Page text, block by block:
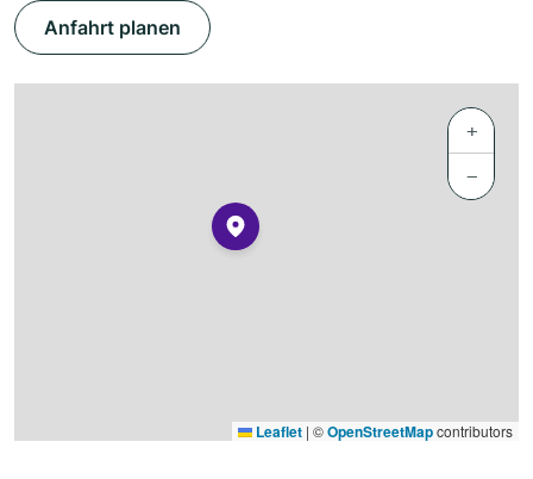
Anfahrt planen
+
−
Leaflet | ©OpenStreetMapcontributors